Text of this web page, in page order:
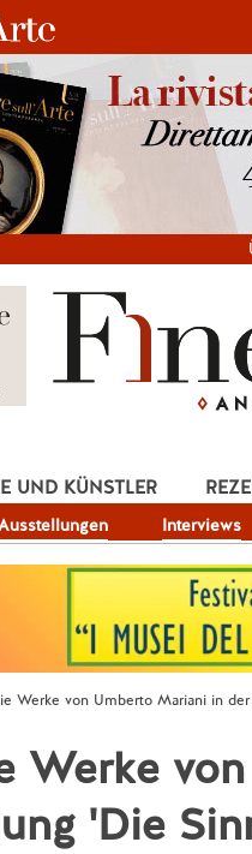
Interviews
UND KÜNSTLER
Werke von Umberto Mariani in
Werke
'Die